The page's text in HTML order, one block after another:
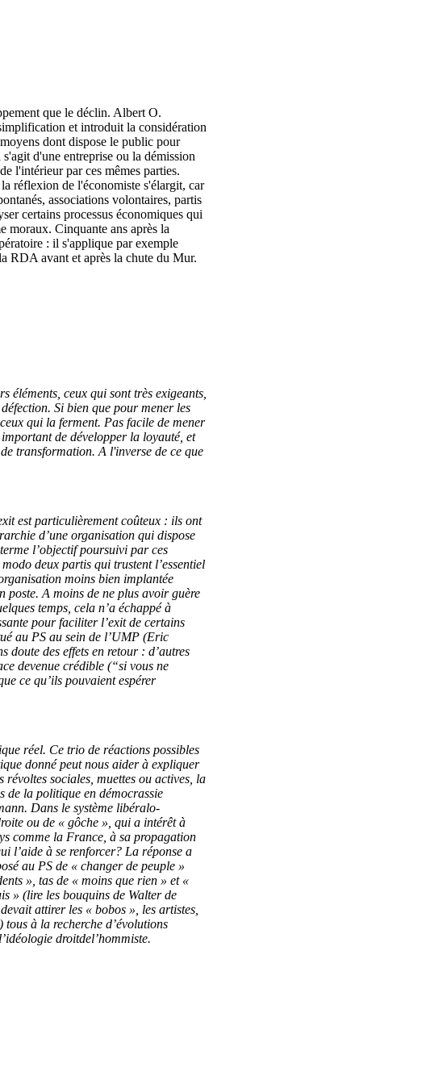
que le déclin. Albert O.
et introduit la considération
dont dispose le public pour
d'une entreprise ou la démission
l'intérieur par ces mêmes parties.
réflexion de l'économiste s'élargit, car
associations volontaires, partis
certains processus économiques qui
moraux. Cinquante ans après la
: il s'applique par exemple
RDA avant et après la chute du Mur.
éléments, ceux qui sont très exigeants,
Si bien que pour mener les
qui la ferment. Pas facile de mener
de développer la loyauté, et
transformation. A l'inverse de ce que
est particulièrement coûteux : ils ont
d’une organisation qui dispose
l’objectif poursuivi par ces
deux partis qui trustent l’essentiel
moins bien implantée
poste. A moins de ne plus avoir guère
temps, cela n’a échappé à
pour faciliter l’exit de certains
au PS au sein de l’UMP (Eric
des effets en retour : d’autres
devenue crédible (“si vous ne
ce qu’ils pouvaient espérer
réel. Ce trio de réactions possibles
donné peut nous aider à expliquer
révoltes sociales, muettes ou actives, la
de la politique en démocrassie
Dans le système libéralo-
ou de « gôche », qui a intérêt à
comme la France, à sa propagation
l’aide à se renforcer? La réponse a
au PS de « changer de peuple »
», tas de « moins que rien » et «
» (lire les bouquins de Walter de
attirer les « bobos », les artistes,
à la recherche d’évolutions
droitdel’hommiste.